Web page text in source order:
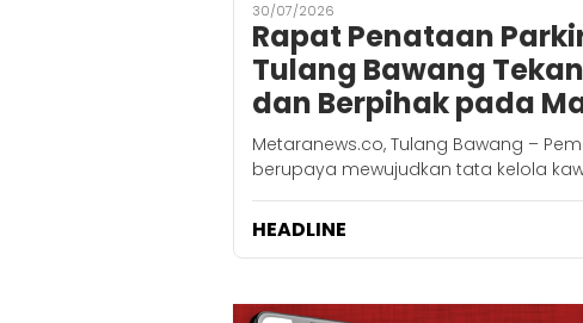
30/07/2026
Rapat Penataan
Tulang Bawang
dan Berpihak pada
Metaranews.co, Tulang Bawang –
berupaya mewujudkan tata kelola
HEADLINE